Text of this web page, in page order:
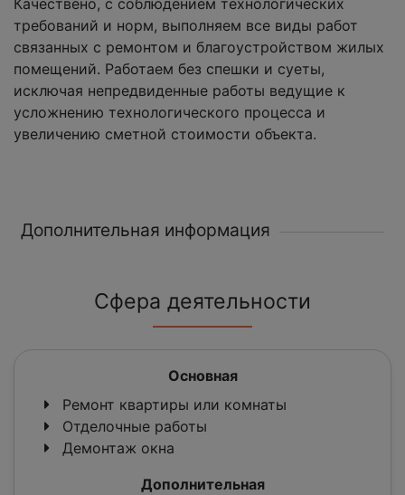
Качествено, с соблюдением технологических
требований и норм, выполняем все виды работ
связанных с ремонтом и благоустройством жилых
помещений. Работаем без спешки и суеты,
исключая непредвиденные работы ведущие к
усложнению технологического процесса и
увеличению сметной стоимости объекта.
Дополнительная информация
Сфера деятельности
Основная
Ремонт квартиры или комнаты
Отделочные работы
Демонтаж окна
Дополнительная